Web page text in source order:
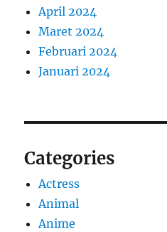
April 2024
Maret 2024
Februari 2024
Januari 2024
Categories
Actress
Animal
Anime